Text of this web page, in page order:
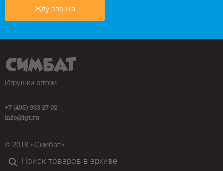
Жду звонка
Игрушки оптом
+7 (495) 933 27 02
info@igr.ru
© 2018 «Симбат»